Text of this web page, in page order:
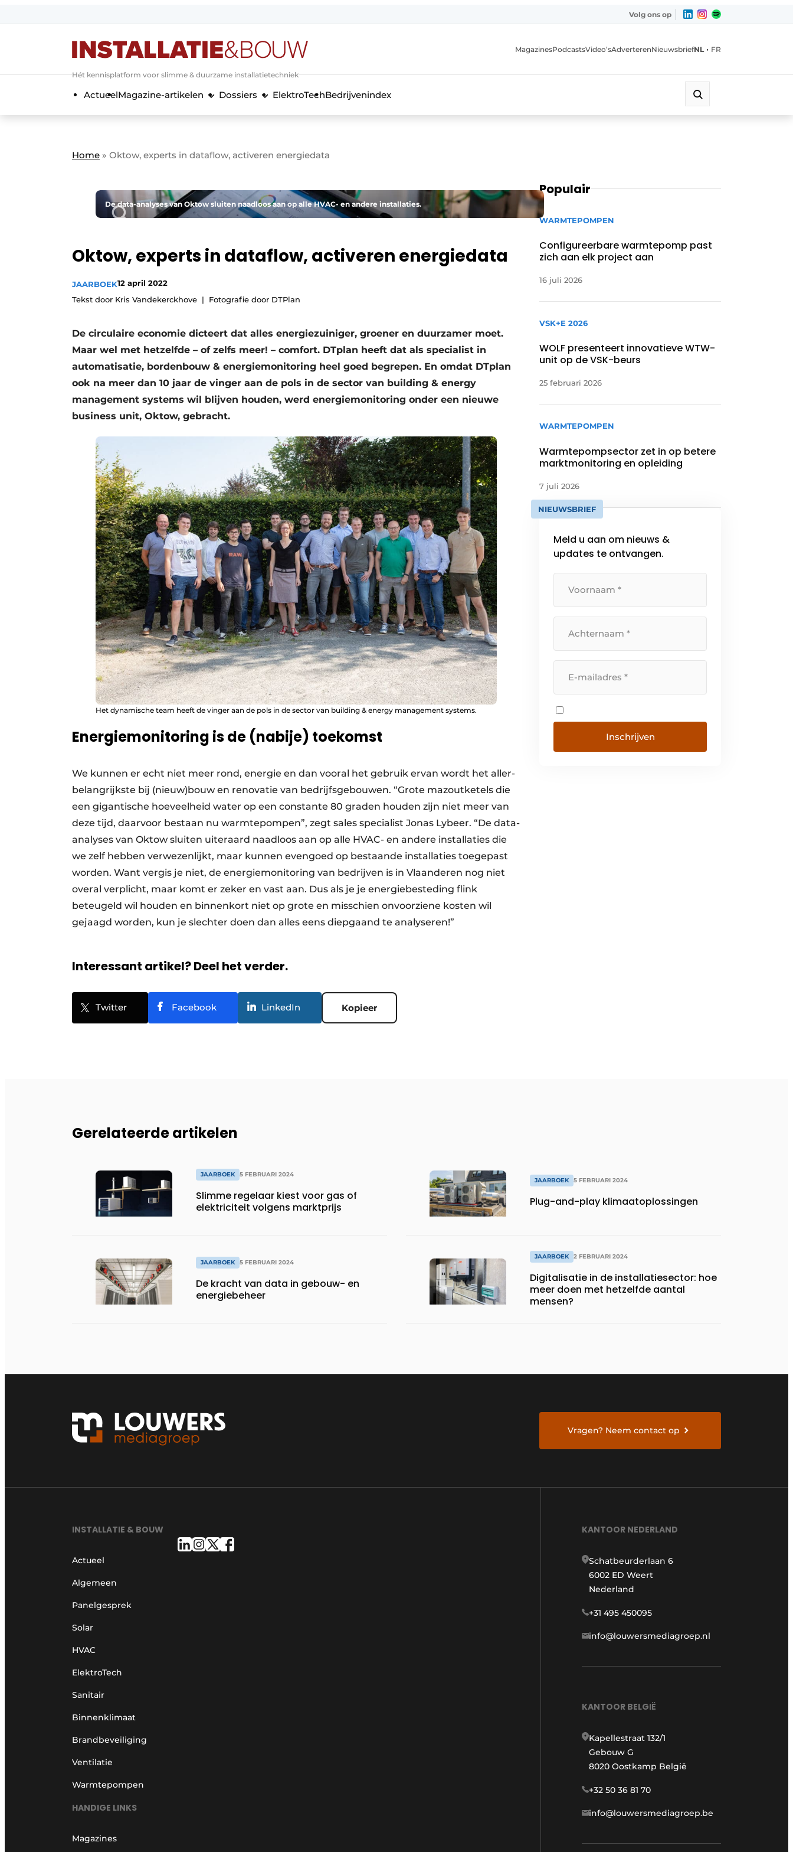
Algemene voorwaarden
Banner overzicht
BedrijvenAanmeldenBedankt voor de aanmelding
Bedrijven
Evenement aanmelden
Meest gelezen
Nieuwsbrief
Privacy / Cookie statement
Vacature aanmelden
Vacatures
Volg ons op
Hét kennisplatform voor slimme & duurzame installatietechniek
MagazinesPodcastsVideo’sAdverterenNieuwsbriefNL • FR
ActueelMagazine-artikelen Dossiers ElektroTechBedrijvenindex
Home » Oktow, experts in dataflow, activeren energiedata
De data-analyses van Oktow sluiten naadloos aan op alle HVAC- en andere installaties.
Oktow, experts in dataflow, activeren energiedata
JAARBOEK12 april 2022
Tekst door Kris Vandekerckhove
Fotografie door DTPlan
De circulaire economie dicteert dat alles energiezuiniger, groener en duurzamer moet.
Maar wel met hetzelfde – of zelfs meer! – comfort. DTplan heeft dat als specialist in
automatisatie, bordenbouw & energiemonitoring heel goed begrepen. En omdat DTplan
ook na meer dan 10 jaar de vinger aan de pols in de sector van building & energy
management systems wil blijven houden, werd energiemonitoring onder een nieuwe
business unit, Oktow, gebracht.
Het dynamische team heeft de vinger aan de pols in de sector van building & energy management systems.
Energiemonitoring is de (nabije) toekomst
We kunnen er echt niet meer rond, energie en dan vooral het gebruik ervan wordt het aller­
belangrijkste bij (nieuw)bouw en renovatie van bedrijfsgebouwen. “Grote mazoutketels die
een gigantische hoeveelheid water op een constante 80 graden houden zijn niet meer van
deze tijd, daarvoor bestaan nu warmtepompen”, zegt sales specialist Jonas Lybeer. “De data-
analyses van Oktow sluiten uiteraard naadloos aan op alle HVAC- en andere installaties die
we zelf hebben verwezenlijkt, maar kunnen evengoed op bestaande installaties toegepast
worden. Want vergis je niet, de energiemonitoring van bedrijven is in Vlaanderen nog niet
overal verplicht, maar komt er zeker en vast aan. Dus als je je energiebesteding flink
beteugeld wil houden en binnenkort niet op grote en misschien onvoorziene kosten wil
gejaagd worden, kun je slechter doen dan alles eens diepgaand te analyseren!”
Interessant artikel? Deel het verder.
Twitter Facebook LinkedIn Kopieer
Populair
WARMTEPOMPEN
Configureerbare warmtepomp past
zich aan elk project aan
16 juli 2026
VSK+E 2026
WOLF presenteert innovatieve WTW-
unit op de VSK-beurs
25 februari 2026
WARMTEPOMPEN
Warmtepompsector zet in op betere
marktmonitoring en opleiding
7 juli 2026
NIEUWSBRIEF
Meld u aan om nieuws &
updates te ontvangen.
Gerelateerde artikelen
JAARBOEK 5 FEBRUARI 2024
Slimme regelaar kiest voor gas of
elektriciteit volgens marktprijs
JAARBOEK 5 FEBRUARI 2024
De kracht van data in gebouw- en
energiebeheer
JAARBOEK 5 FEBRUARI 2024
Plug-and-play klimaatoplossingen
JAARBOEK 2 FEBRUARI 2024
Digitalisatie in de installatiesector: hoe
meer doen met hetzelfde aantal
mensen?
Vragen? Neem contact op
INSTALLATIE & BOUW
Actueel
Algemeen
Panelgesprek
Solar
HVAC
ElektroTech
Sanitair
Binnenklimaat
Brandbeveiliging
Ventilatie
Warmtepompen
HANDIGE LINKS
Magazines
KANTOOR NEDERLAND
Schatbeurderlaan 6
6002 ED Weert
Nederland
+31 495 450095
info@louwersmediagroep.nl
KANTOOR BELGIË
Kapellestraat 132/1
Gebouw G
8020 Oostkamp België
+32 50 36 81 70
info@louwersmediagroep.be